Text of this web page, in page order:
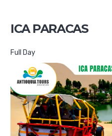
ICA PARACAS
Full Day